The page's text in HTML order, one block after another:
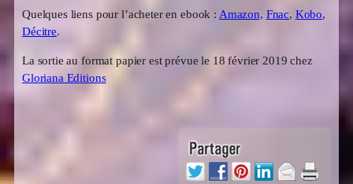
Quelques liens pour l’acheter en ebook : Amazon, Fnac, Kobo,
Décitre.
La sortie au format papier est prévue le 18 février 2019 chez
Gloriana Editions